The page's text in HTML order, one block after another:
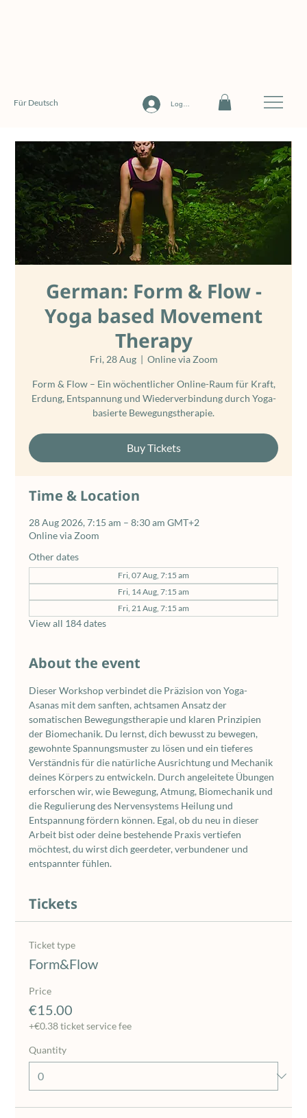
Log In
Für Deutsch
German: Form & Flow -
Yoga based Movement
Therapy
Fri, 28 Aug
  |
Online via Zoom
Form & Flow – Ein wöchentlicher Online-Raum für Kraft,
Erdung, Entspannung und Wiederverbindung durch Yoga-
basierte Bewegungstherapie.
Buy Tickets
Time & Location
28 Aug 2026, 7:15 am – 8:30 am GMT+2
Online via Zoom
Other dates
Fri, 07 Aug, 7:15 am
Fri, 14 Aug, 7:15 am
Fri, 21 Aug, 7:15 am
View all 184 dates
About the event
Dieser Workshop verbindet die Präzision von Yoga-
Asanas mit dem sanften, achtsamen Ansatz der
somatischen Bewegungstherapie und klaren Prinzipien
der Biomechanik. Du lernst, dich bewusst zu bewegen,
gewohnte Spannungsmuster zu lösen und ein tieferes
Verständnis für die natürliche Ausrichtung und Mechanik
deines Körpers zu entwickeln. Durch angeleitete Übungen
erforschen wir, wie Bewegung, Atmung, Biomechanik und
die Regulierung des Nervensystems Heilung und
Entspannung fördern können. Egal, ob du neu in dieser
Arbeit bist oder deine bestehende Praxis vertiefen
möchtest, du wirst dich geerdeter, verbundener und
entspannter fühlen.
Tickets
Ticket type
Form&Flow
Price
€15.00
+€0.38 ticket service fee
Quantity